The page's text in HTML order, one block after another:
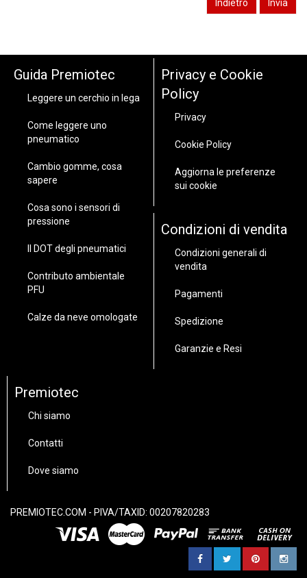
Guida Premiotec
Leggere un cerchio in lega
Come leggere uno
pneumatico
Cambio gomme, cosa
sapere
Cosa sono i sensori di
pressione
Il DOT degli pneumatici
Contributo ambientale
PFU
Calze da neve omologate
Privacy e Cookie
Policy
Privacy
Cookie Policy
Aggiorna le preferenze
sui cookie
Condizioni di vendita
Condizioni generali di
vendita
Pagamenti
Spedizione
Garanzie e Resi
Premiotec
Chi siamo
Contatti
Dove siamo
PREMIOTEC.COM - PIVA/TAXID: 00207820283